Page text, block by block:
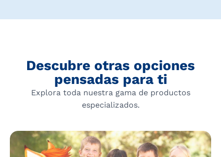
Descubre otras opciones
pensadas para ti
Explora toda nuestra gama de productos
especializados.